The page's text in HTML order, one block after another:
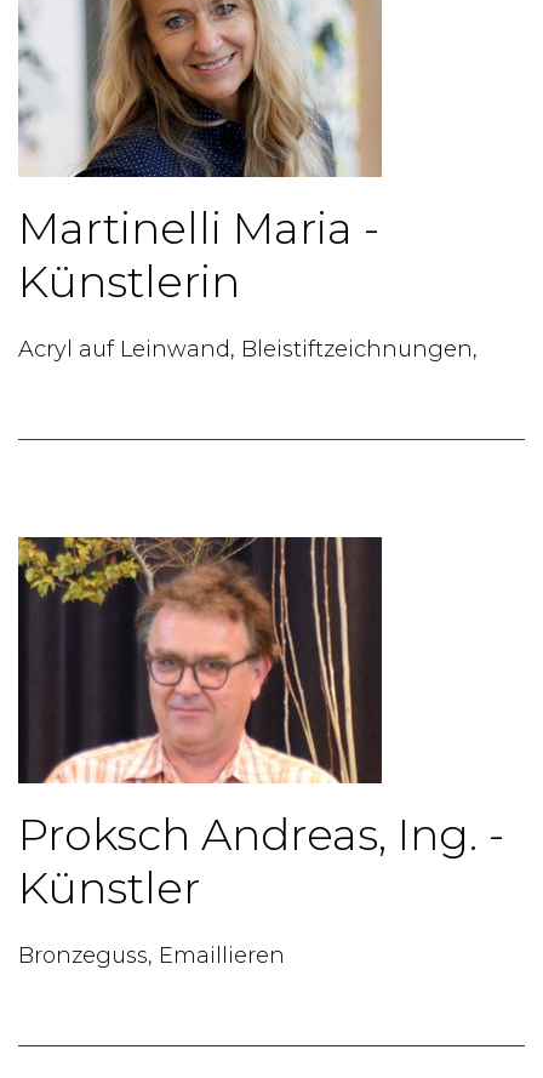
Martinelli Maria -
Künstlerin
Acryl auf Leinwand, Bleistiftzeichnungen,
Proksch Andreas, Ing. -
Künstler
Bronzeguss, Emaillieren